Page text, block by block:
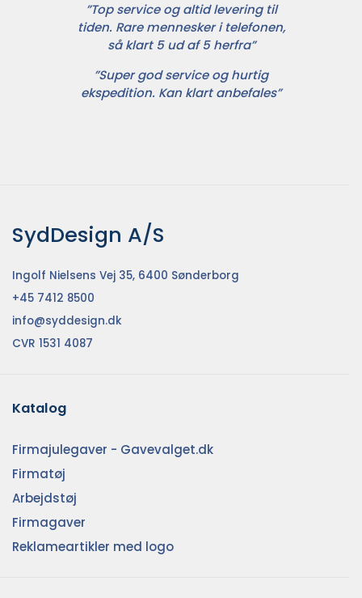
”Top service og altid levering til
tiden. Rare mennesker i telefonen,
så klart 5 ud af 5 herfra”
”Super god service og hurtig
ekspedition. Kan klart anbefales”
SydDesign A/S
Ingolf Nielsens Vej 35, 6400 Sønderborg
+45 7412 8500
info@syddesign.dk
CVR 1531 4087
Katalog
Firmajulegaver - Gavevalget.dk
Firmatøj
Arbejdstøj
Firmagaver
Reklameartikler med logo